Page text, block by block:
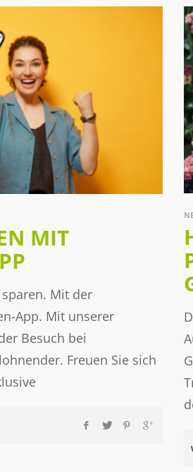
MIT
Mit der
App. Mit unserer
Besuch bei
Freuen Sie sich